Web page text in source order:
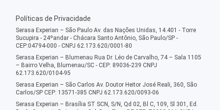
Políticas de Privacidade
Serasa Experian – São Paulo Av. das Nações Unidas, 14.401 - Torre
Sucupira - 24ºandar - Chácara Santo Antônio, São Paulo/SP -
CEP:04794-000 - CNPJ 62.173.620/0001-80
Serasa Experian – Blumenau Rua Dr. Léo de Carvalho, 74 – Sala 1105
– Bairro Velha, Blumenau/SC - CEP: 89036-239 CNPJ
62.173.620/0104-95
Serasa Experian – São Carlos Av. Doutor Heitor José Reali, 360, São
Carlos/SP CEP: 13571-385 CNPJ 62.173.620/0093-06
Serasa Experian – Brasília ST SCN, S/N, Qd 02, Bl C, 109, Sl 301, Ed.